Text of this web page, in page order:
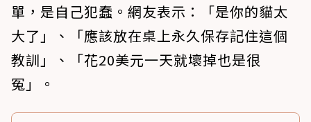
單，是自己犯蠢。網友表示：「是你的貓太
大了」、「應該放在桌上永久保存記住這個
教訓」、「花20美元一天就壞掉也是很
冤」。